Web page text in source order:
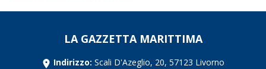
LA GAZZETTA MARITTIMA
Indirizzo: Scali D'Azeglio, 20, 57123 Livorno